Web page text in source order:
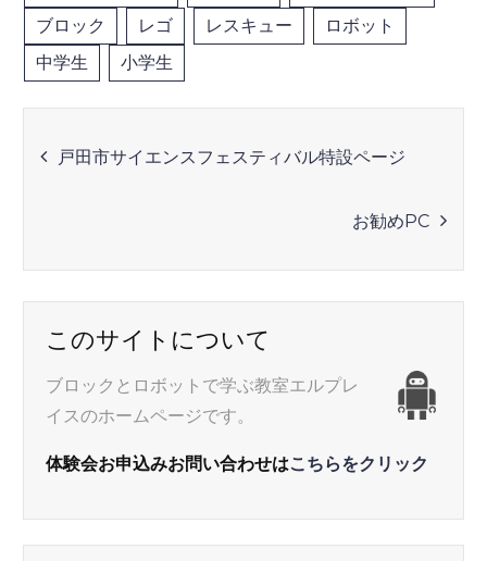
ブロック
レゴ レスキュー
ロボット
中学生
小学生
投
ナ
ビ
ゲ
ー
シ
戸田市サイエンスフェスティバル特設ページ
お勧めPC
このサイトについて
ブロックとロボットで学ぶ教室エルプレ
イスのホームページです。
体験会お申込みお問い合わせはこちらをクリック